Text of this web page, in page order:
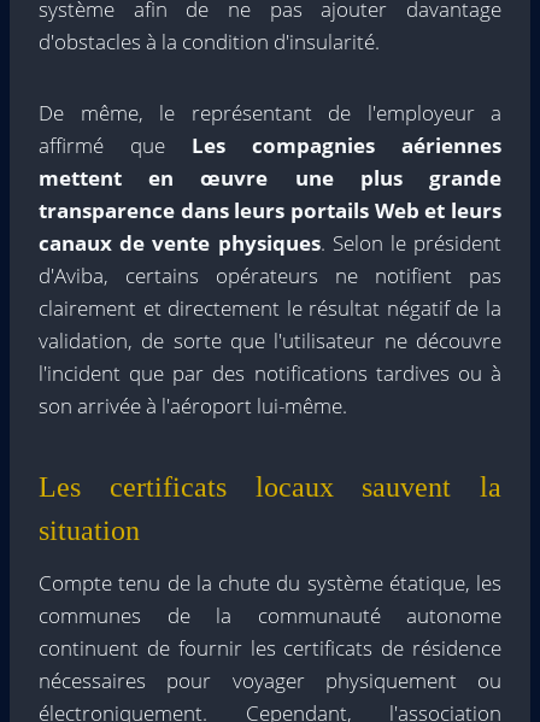
système afin de ne pas ajouter davantage
d'obstacles à la condition d'insularité.
De même, le représentant de l'employeur a
affirmé que Les compagnies aériennes
mettent en œuvre une plus grande
transparence dans leurs portails Web et leurs
canaux de vente physiques. Selon le président
d'Aviba, certains opérateurs ne notifient pas
clairement et directement le résultat négatif de la
validation, de sorte que l'utilisateur ne découvre
l'incident que par des notifications tardives ou à
son arrivée à l'aéroport lui-même.
Les certificats locaux sauvent la
situation
Compte tenu de la chute du système étatique, les
communes de la communauté autonome
continuent de fournir les certificats de résidence
nécessaires pour voyager physiquement ou
électroniquement. Cependant, l'association